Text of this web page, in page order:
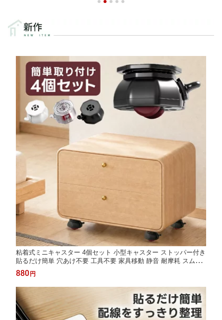
粘着式ミニキャスター 4個セット 小型キャスター ストッパー付き
貼るだけ簡単 穴あけ不要 工具不要 家具移動 静音 耐摩耗 スムー
ズ走行 高品質 ABS素材 耐荷重設計 ワイドホイール ミニキャス
ター 収納ケース テーブル 家電対応 便利 ブラック ホワイト クリ
ア
880円